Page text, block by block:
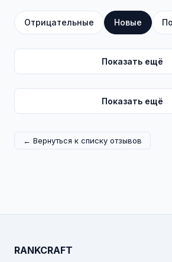
Отрицательные Новые
Показать ещё
Показать ещё
← Вернуться к списку отзывов
RANKCRAFT